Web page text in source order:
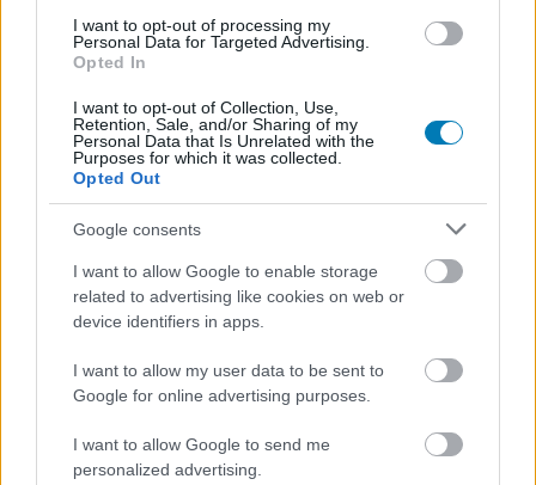
I want to opt-out of processing my
Personal Data for Targeted Advertising.
Opted In
I want to opt-out of Collection, Use,
Retention, Sale, and/or Sharing of my
Personal Data that Is Unrelated with the
Purposes for which it was collected.
Opted Out
Google consents
I want to allow Google to enable storage
related to advertising like cookies on web or
device identifiers in apps.
I want to allow my user data to be sent to
Google for online advertising purposes.
I want to allow Google to send me
personalized advertising.
mindig Batman világából jönnek. Az Amerikai pszichós
easter egg például zseniális, mert nemcsak egy random
rájátszik. Az ilyen utalásokból látszik, hogy a fejlesztők
nem csak Batman kánonból dolgoztak, hanem értik azt a
popkulturális hálót is, amelyben ez a karakter évtizedek
Nem kizárólag gyerekeknek szóló bohóckodást kapunk,
hanem több rétegű humort, amely egyszerre tud nagyon
egyszerű és meglepően okos lenni.
A játék legnagyobb hibája az, hogy a kampány végére
kicsit elfárad. Az első kétharmadban szinte minden új
fejezet hoz valami erős ötletet, látványos helyszínt vagy
ügyesen újrakevert Batman-pillanatot. Később viszont
érezhetően gyengébbé válik a pályák ritmusa. Több a